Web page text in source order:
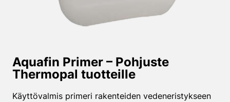
Aquafin Primer – Pohjuste
Thermopal tuotteille
Käyttövalmis primeri rakenteiden vedeneristykseen